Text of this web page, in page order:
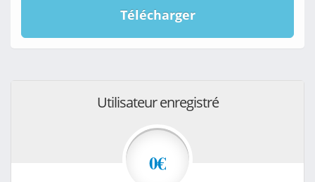
Télécharger
Utilisateur enregistré
0€